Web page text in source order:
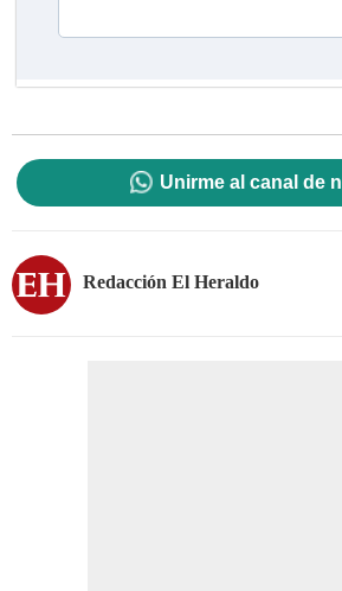
Unirme al canal de
Redacción El Heraldo